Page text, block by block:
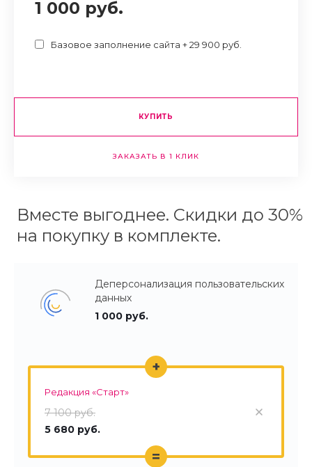
1 000 руб.
Базовое заполнение сайта + 29 900 руб.
КУПИТЬ
ЗАКАЗАТЬ В 1 КЛИК
Вместе выгоднее. Скидки до 30%
на покупку в комплекте.
Деперсонализация пользовательских
данных
1 000 руб.
Редакция «Старт»
7 100 руб.
5 680 руб.
+
=